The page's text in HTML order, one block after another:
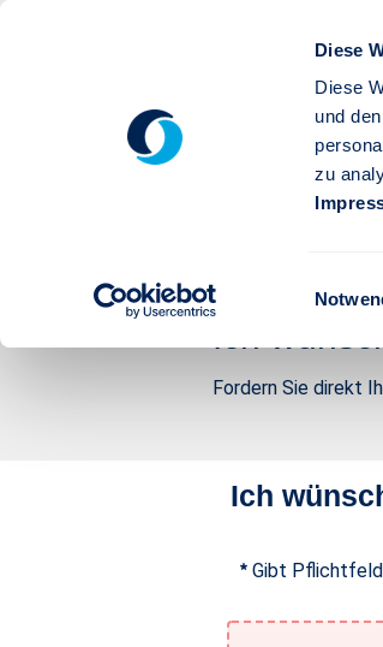
Diese
Diese
und
zu
Firmenkunden
Fordern Sie direkt
Ich
Gibt